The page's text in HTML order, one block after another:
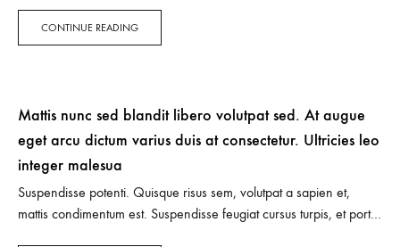
sodales pellentesque, commodo…
CONTINUE READING
Mattis nunc sed blandit libero volutpat sed. At augue
eget arcu dictum varius duis at consectetur. Ultricies leo
integer malesua
Suspendisse potenti. Quisque risus sem, volutpat a sapien et,
mattis condimentum est. Suspendisse feugiat cursus turpis, et porta